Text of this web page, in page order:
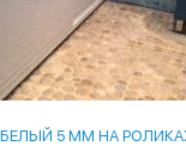
БЕЛЫЙ 5 ММ НА